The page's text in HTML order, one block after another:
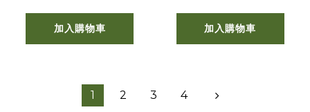
加入購物車 加入購物車
1 2 3 4